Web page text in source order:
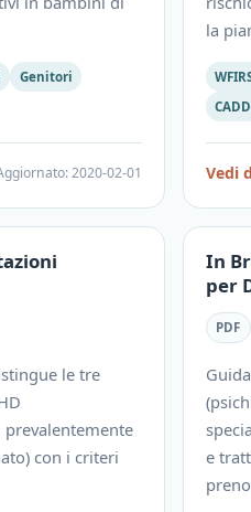
Genitori
:2020-02-01
la
Vedi
le tre
con i criteri
In
per
PDF
e